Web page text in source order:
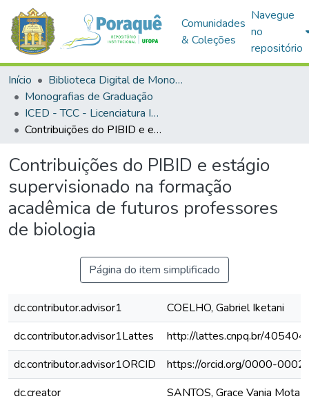
Comunidades
& Coleções
Navegue
no
repositório
Início
Biblioteca Digital de Monografias (BDM)
Monografias de Graduação
ICED - TCC - Licenciatura Integrada - Biologia e Química
Contribuições do PIBID e estágio supervisionado na formação acadêmica de futuros professores de biologia
Contribuições do PIBID e estágio
supervisionado na formação
acadêmica de futuros professores
de biologia
Página do item simplificado
dc.contributor.advisor1
COELHO, Gabriel Iketani
dc.contributor.advisor1Lattes
http://lattes.cnpq.br/
dc.contributor.advisor1ORCID
https://orcid.org/0000-
dc.creator
SANTOS, Grace Vania Mota